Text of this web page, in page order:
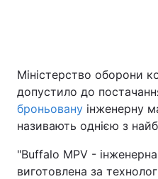
Україна
Економіка
Спорт
Міністерство оборони
допустило до
броньовану інженерну
називають однією з
"Buffalo MPV -
виготовлена за